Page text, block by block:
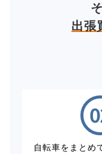
出張
自転車をまとめ